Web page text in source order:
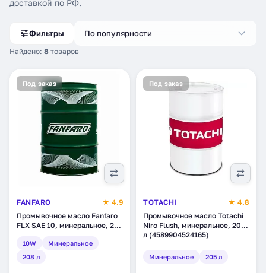
доставкой по РФ.
Фильтры
Найдено: 8 товаров
По популярности
Под заказ
FANFARO
★ 4.9
Промывочное масло Fanfaro
FLX SAE 10, минеральное, 208
10W
Минеральное
208 л
Под заказ
TOTACHI
★ 4.8
Промывочное масло Totachi
Niro Flush, минеральное, 205
л (4589904524165)
Минеральное 205 л